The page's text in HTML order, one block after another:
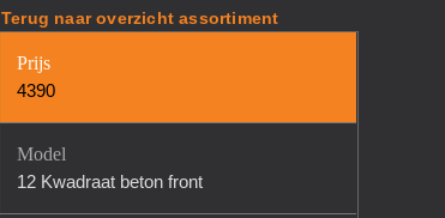
Terug naar overzicht assortiment
Prijs
4390
Model
12 Kwadraat beton front